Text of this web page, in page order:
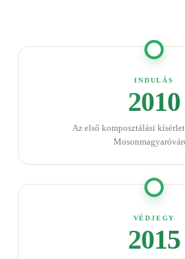
INDULÁS
2010
Az első komposztálási
VÉDJEGY
2015